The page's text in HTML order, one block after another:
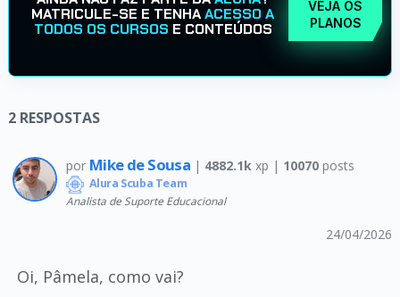
MATRICULE-SE E TENHAACESSO A
TODOS OS CURSOS E CONTEÚDOS
VEJA OS
PLANOS
2 RESPOSTAS
por Mike de Sousa | 4882.1k xp | 10070posts
Alura Scuba Team
Analista de Suporte Educacional
24/04/2026
Oi, Pâmela, como vai?